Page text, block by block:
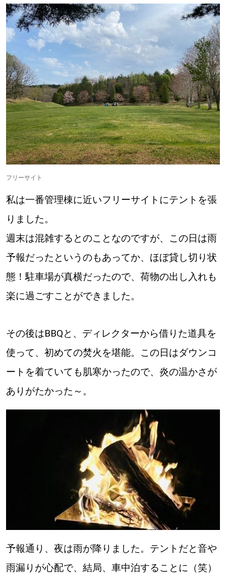
フリーサイト
私は一番管理棟に近いフリーサイトにテントを張
りました。
週末は混雑するとのことなのですが、この日は雨
予報だったというのもあってか、ほぼ貸し切り状
態！駐車場が真横だったので、荷物の出し入れも
楽に過ごすことができました。
その後はBBQと、ディレクターから借りた道具を
使って、初めての焚火を堪能。この日はダウンコ
ートを着ていても肌寒かったので、炎の温かさが
ありがたかった～。
予報通り、夜は雨が降りました。テントだと音や
雨漏りが心配で、結局、車中泊することに（笑）